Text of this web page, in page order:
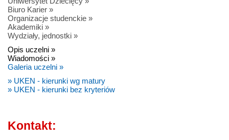
Biuro Karier »
Organizacje studenckie »
Akademiki »
Wydziały, jednostki »
Opis uczelni »
Wiadomości »
Galeria uczelni »
» UKEN - kierunki wg matury
» UKEN - kierunki bez kryteriów
Kontakt: